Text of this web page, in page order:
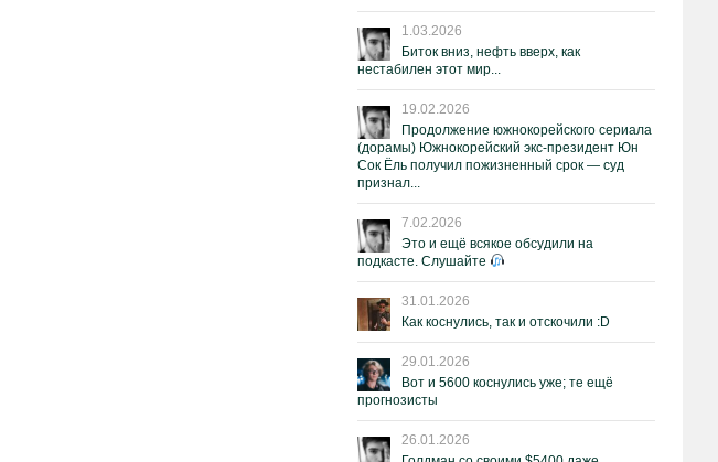
1.03.2026
Биток вниз, нефть вверх, как
нестабилен этот мир...
19.02.2026
Продолжение южнокорейского сериала
(дорамы) Южнокорейский экс-президент Юн
Сок Ёль получил пожизненный срок — суд
признал...
7.02.2026
Это и ещё всякое обсудили на
подкасте. Слушайте
31.01.2026
Как коснулись, так и отскочили :D
29.01.2026
Вот и 5600 коснулись уже; те ещё
прогнозисты
26.01.2026